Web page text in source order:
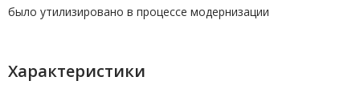
было утилизировано в процессе модернизации
Характеристики